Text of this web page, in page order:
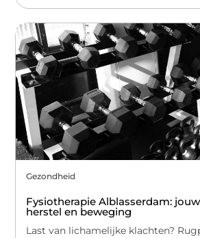
Gezondheid
Fysiotherapie Alblasserdam:
herstel en beweging
Last van lichamelijke klachten?